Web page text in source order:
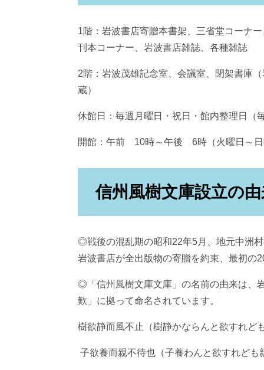
1階：岩波書店寄贈本書架、三省堂コーナ
刊本コーナー、岩波書店雑誌、各種雑誌
2階：岩波茂雄記念室、会議室、閉架書庫
蔵）
休館日：毎週月曜日・祝日・館内整理日（
開館：午前 10時～午後 6時（火曜日～日
信州風樹文庫設立の
◎戦後の混乱期の昭和22年5月、地元中洲
岩波書店が全出版物の寄贈を約束、最初の
◎「信州風樹文庫文庫」の名前の由来は、
歎」に拠って命名されています。
樹欲静而風不止（樹静かならんと欲すれど
子欲養而親不待也（子養わんと欲すれども